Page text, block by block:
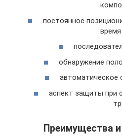
постоянное
время
обнаружение
автоматическое
аспект защиты при
Преимущества